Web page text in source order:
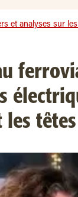
et analyses sur
les